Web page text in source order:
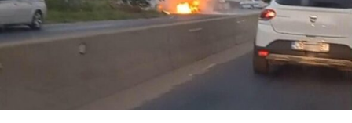
Urmărește Incomod Media și pe Google News
RECLAMA